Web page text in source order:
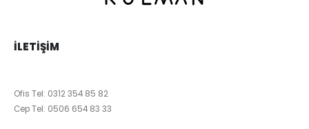
İLETIŞIM
Ofis Tel: 0312 354 85 82
Cep Tel: 0506 654 83 33